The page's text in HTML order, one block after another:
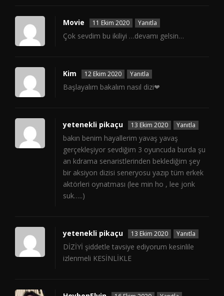
Movie 11 Ekim 2020 Yanıtla
Çok sevdim bu ikiliyi …devamı gelsin…
Kim 12 Ekim 2020 Yanıtla
Başlayalım bakalım nasıl dizi❤
yetenekli pikaçu 13 Ekim 2020 Yanıtla
bakın benim hayallerim yavaş yavaş
gerçekleşiyor sevdiğim 3 oyuncuda burda şu
an kdrama senaristlerinden beklediğim şey
bir aksiyon dizisi seneryosu yazıp tüm erkek
aktörleri oynatması (lee min ho , lee jonk
suk…..)
yetenekli pikaçu 13 Ekim 2020 Yanıtla
DİZİYİ şiddetle tavsiye ediyorum kesinlile
izlenmeli KESİNLİKLE